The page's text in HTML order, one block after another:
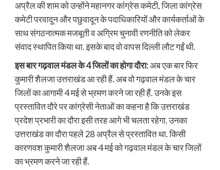
अप्रैल की शाम को उन्होंने महानगर कांग्रेस कमेटी, जिला कांग्रेस
कमेटी परवादून और पछुवादून के पदाधिकारियों और कार्यकर्ताओं के
साथ संगठनात्मक मजबूती व अग्रिम चुनावी रणनीति को लेकर
संवाद स्थापित किया था. इसके बाद वो वापस दिल्ली लौट गईं थी.
इस बार गढ़वाल मंडल के 4 जिलों का होगा दौरा:अब एक बार फिर
कुमारी शैलजा उत्तराखंड आ रही हैं. अब वो गढ़वाल मंडल के चार
जिलों का आगामी 4 मई से भ्रमण करने जा रही हैं. उनके इस
प्रस्तावित दौरे पर कांग्रेसी नेताओं का कहना है कि उत्तराखंड
प्रदेश प्रभारी का दौरा इसी तरह आगे भी चलता रहेगा. उनका
उत्तराखंड का दौरा पहले 28 अप्रैल से प्रस्तावित था. किसी
कारणवश कुमारी शैलजा अब 4 मई को गढ़वाल मंडल के चार जिलों
का भ्रमण करने जा रही हैं.